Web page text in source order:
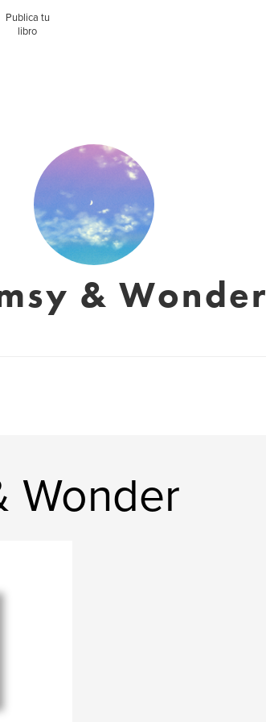
Publica tu
libro
& Wonder
Wonder